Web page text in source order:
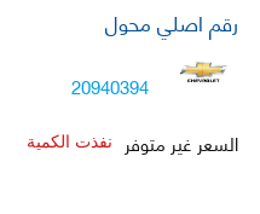
رقم اصلي محول
20940394
السعر غير متوفر
نفذت الكمية